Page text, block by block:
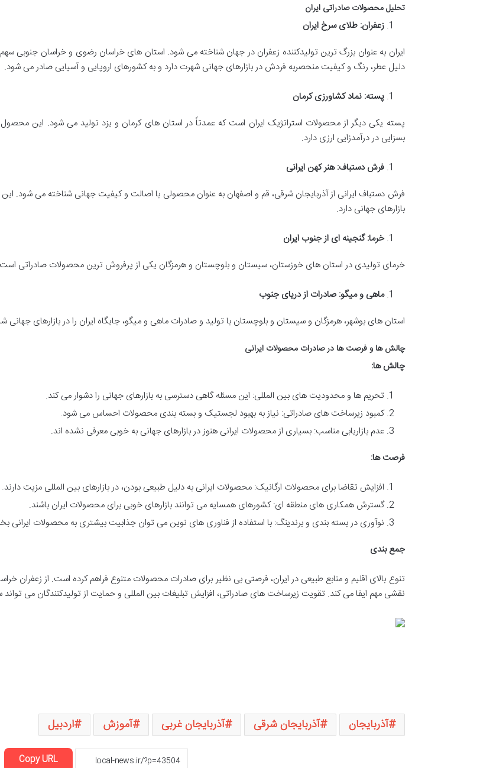
تحلیل محصولات صادراتی ایران
زعفران: طلای سرخ ایران
ایران به عنوان بزرگ ترین تولیدکننده زعفران در جهان شناخته می شود. استان های خراسان رضوی و خراسان جنوبی
دلیل عطر، رنگ و کیفیت منحصربه فردش در بازارهای جهانی شهرت دارد و به کشورهای اروپایی و آسیایی صادر می شود.
پسته: نماد کشاورزی کرمان
پسته یکی دیگر از محصولات استراتژیک ایران است که عمدتاً در استان های کرمان و یزد تولید می شود. این
بسزایی در درآمدزایی ارزی دارد.
فرش دستباف: هنر کهن ایرانی
فرش دستباف ایرانی از آذربایجان شرقی، قم و اصفهان به عنوان محصولی با اصالت و کیفیت جهانی شناخته می شود.
بازارهای جهانی دارد.
خرما: گنجینه ای از جنوب ایران
خرمای تولیدی در استان های خوزستان، سیستان و بلوچستان و هرمزگان یکی از پرفروش ترین محصولات صادراتی
ماهی و میگو: صادرات از دریای جنوب
استان های بوشهر، هرمزگان و سیستان و بلوچستان با تولید و صادرات ماهی و میگو، جایگاه ایران را در بازارهای جهانی
چالش ها و فرصت ها در صادرات محصولات ایرانی
چالش ها:
تحریم ها و محدودیت های بین المللی: این مسئله گاهی دسترسی به بازارهای جهانی را دشوار می کند.
کمبود زیرساخت های صادراتی: نیاز به بهبود لجستیک و بسته بندی محصولات احساس می شود.
عدم بازاریابی مناسب: بسیاری از محصولات ایرانی هنوز در بازارهای جهانی به خوبی معرفی نشده اند.
فرصت ها:
افزایش تقاضا برای محصولات ارگانیک: محصولات ایرانی به دلیل طبیعی بودن، در بازارهای بین المللی مزیت دارند.
گسترش همکاری های منطقه ای: کشورهای همسایه می توانند بازارهای خوبی برای محصولات ایران باشند.
نوآوری در بسته بندی و برندینگ: با استفاده از فناوری های نوین می توان جذابیت بیشتری به محصولات ایرانی
جمع بندی
تنوع بالای اقلیم و منابع طبیعی در ایران، فرصتی بی نظیر برای صادرات محصولات متنوع فراهم کرده است. از زعفران
نقشی مهم ایفا می کند. تقویت زیرساخت های صادراتی، افزایش تبلیغات بین المللی و حمایت از تولیدکنندگان می
آذربایجان آذربایجان شرقی آذربایجان غربی آموزش اردبیل
Copy URL